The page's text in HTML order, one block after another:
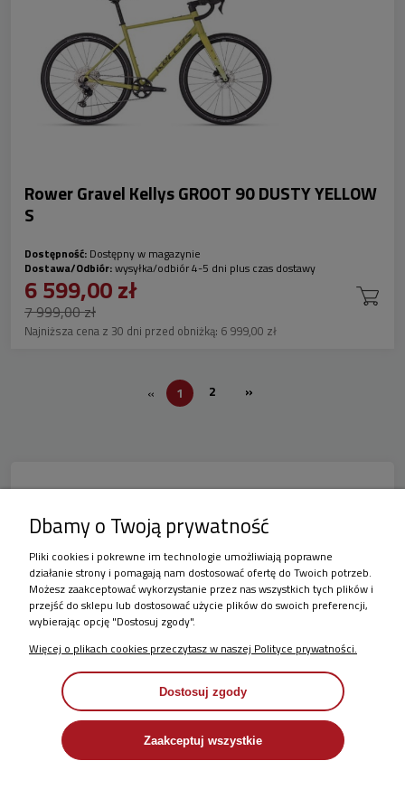
Rower Gravel Kellys GROOT 90 DUSTY YELLOW
S
Dostępność: Dostępny w magazynie
Dostawa/Odbiór:wysyłka/odbiór 4-5 dni plus czas dostawy
6 599,00 zł
7 999,00 zł
Najniższa cena z 30 dni przed obniżką: 6 999,00 zł
« 1 2 »
Dlaczego warto wybrać rower gravelowy
Kellys?
Rowery gravelowe Kellysto świetny wybór dla
osób szukającychroweru uniwersalnego, który
sprawdzi się zarówno w codziennych dojazdach, jak i
podczas długich wypraw turystycznych. Dzięki
zastosowaniu odpowiednio dobranych
komponentów, takich jaklekkie ramy, szerokie
opony i wydajne układy napędowe
gravelowy Kellysgwarantuje wyjątkowykomfort i
stabilność
, nawet na bardziej wymagających
nawierzchniach. Bez względu na to, czy preferujesz
Dbamy o Twoją prywatność
Pliki cookies i pokrewne im technologie umożliwiają poprawne
działanie strony i pomagają nam dostosować ofertę do Twoich potrzeb.
Możesz zaakceptować wykorzystanie przez nas wszystkich tych plików i
przejść do sklepu lub dostosować użycie plików do swoich preferencji,
wybierając opcję "Dostosuj zgody".
Więcej o plikach cookies przeczytasz w naszej Polityce prywatności.
Dostosuj zgody
Zaakceptuj wszystkie